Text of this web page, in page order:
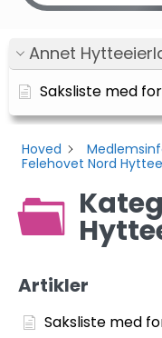
Annet
Saksliste med
Hoved
Felehovet Nord
Artikler
Saksliste med